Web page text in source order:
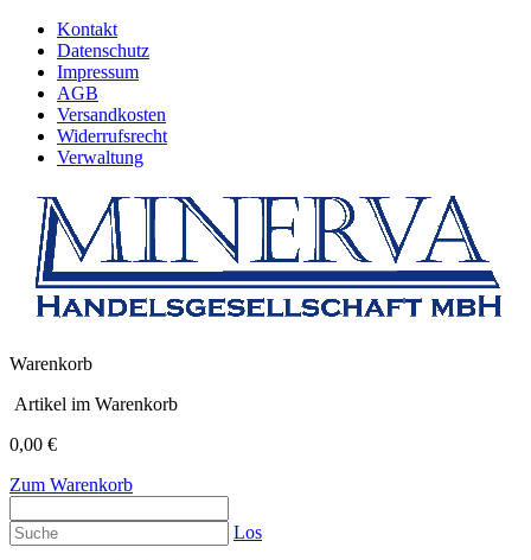
Kontakt
Datenschutz
Impressum
AGB
Versandkosten
Widerrufsrecht
Verwaltung
Warenkorb
Artikel im Warenkorb
0,00 €
Zum Warenkorb
Los